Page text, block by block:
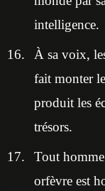
intelligence.
À sa voix,
fait monter
produit les
trésors.
Tout
orfèvre est